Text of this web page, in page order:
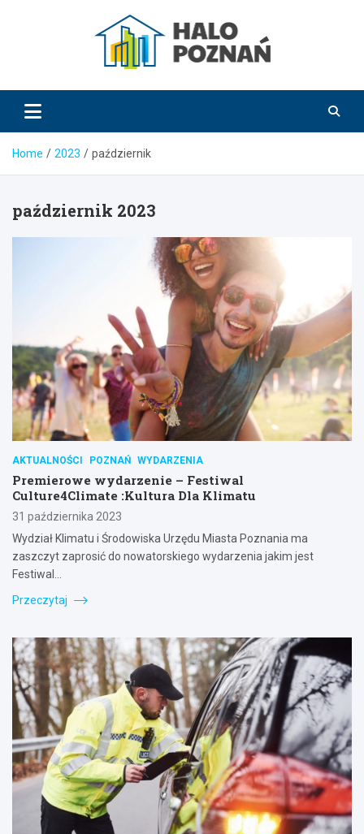
HaloPoznań.pl
Home 2023 październik
październik 2023
AKTUALNOŚCI POZNAŃ WYDARZENIA
Premierowe wydarzenie – Festiwal
Culture4Climate :Kultura Dla Klimatu
31 października 2023
Wydział Klimatu i Środowiska Urzędu Miasta Poznania ma
zaszczyt zaprosić do nowatorskiego wydarzenia jakim jest
Festiwal…
Przeczytaj